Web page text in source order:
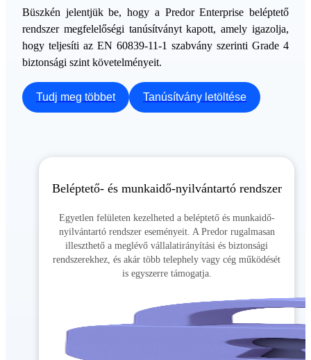
Büszkén jelentjük be, hogy a Predor Enterprise beléptető
rendszer megfelelőségi tanúsítványt kapott, amely igazolja,
hogy teljesíti az EN 60839-11-1 szabvány szerinti Grade 4
biztonsági szint követelményeit.
Tudj meg többet Tanúsítvány letöltése
Beléptető- és munkaidő-nyilvántartó rendszer
Egyetlen felületen kezelheted a beléptető és munkaidő-
nyilvántartó rendszer eseményeit. A Predor rugalmasan
illeszthető a meglévő vállalatirányítási és biztonsági
rendszerekhez, és akár több telephely vagy cég működését
is egyszerre támogatja.